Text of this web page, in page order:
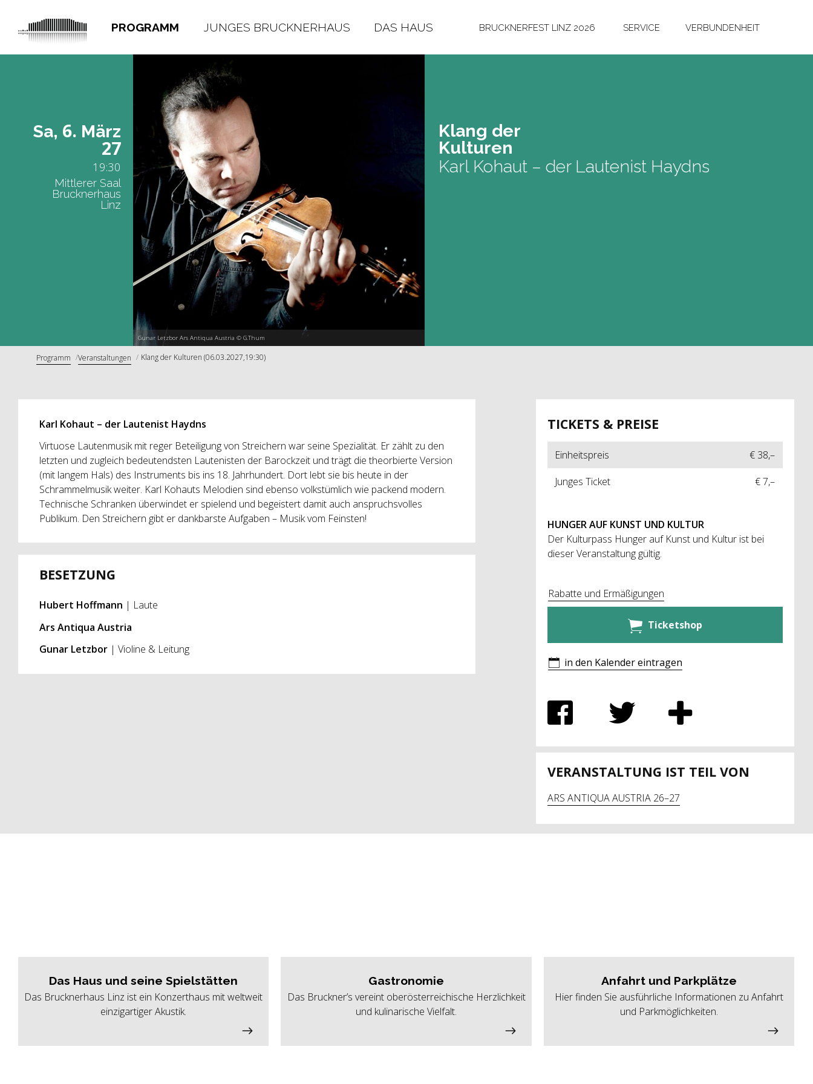
PROGRAMM JUNGES BRUCKNERHAUS DAS HAUS BRUCKNERFEST LINZ 2026 SERVICE VERBUNDENHEIT
Gunar Letzbor Ars Antiqua Austria © G.Thum
Sa, 6. März
27
19:30
Mittlerer Saal
Brucknerhaus
Linz
Klang der
Kul­tu­ren
Karl Kohaut – der Lautenist Haydns
Programm Veranstaltungen Klang der Kulturen (06.03.2027,19:30)
Karl Kohaut – der Lautenist Haydns
Virtuose Lautenmusik mit reger Beteiligung von Streichern war seine Spezialität. Er zählt zu den
letzten und zugleich bedeutendsten Lautenisten der Barockzeit und trägt die theorbierte Version
(mit langem Hals) des Instruments bis ins 18. Jahrhundert. Dort lebt sie bis heute in der
Schrammelmusik weiter. Karl Kohauts Melodien sind ebenso volkstümlich wie packend modern.
Technische Schranken überwindet er spielend und begeistert damit auch anspruchsvolles
Publikum. Den Streichern gibt er dankbarste Aufgaben – Musik vom Feinsten!
BESETZUNG
Hubert Hoffmann | Laute
Ars Antiqua Austria
Gunar Letzbor| Violine & Leitung
TICKETS & PREISE
Einheitspreis
€ 38,–
Junges Ticket
€ 7,–
HUNGER AUF KUNST UND KULTUR
Der Kulturpass Hunger auf Kunst und Kultur ist bei
dieser Veranstaltung gültig.
Rabatte und Ermäßigungen
Ticketshop
in den Kalender eintragen
VERANSTALTUNG IST TEIL VON
ARS ANTIQUA AUSTRIA 26–27
Das Haus und seine Spielstätten
Das Brucknerhaus Linz ist ein Konzerthaus mit weltweit
einzigartiger Akustik.
Gastronomie
Das Bruckner’s vereint oberösterreichische Herzlichkeit
und kulinarische Vielfalt.
Anfahrt und Parkplätze
Hier finden Sie ausführliche Informationen zu Anfahrt
und Parkmöglichkeiten.